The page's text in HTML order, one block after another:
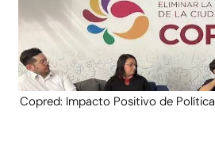
Copred: Impacto Positivo de